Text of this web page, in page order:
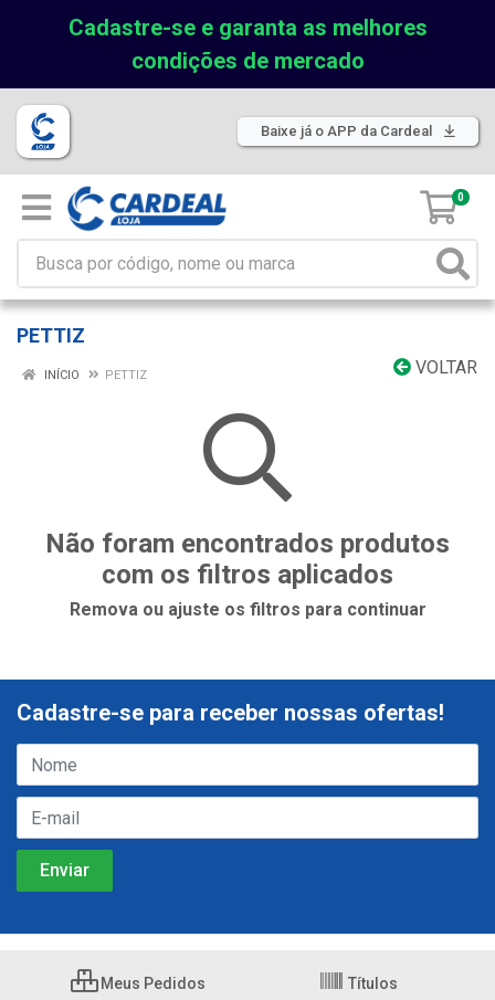
Cadastre-se e garanta as melhores
condições de mercado
Baixe já o APP da Cardeal
0
PETTIZ
VOLTAR
INÍCIO PETTIZ
Não foram encontrados produtos
com os filtros aplicados
Remova ou ajuste os filtros para continuar
Cadastre-se para receber nossas ofertas!
Meus Pedidos Títulos